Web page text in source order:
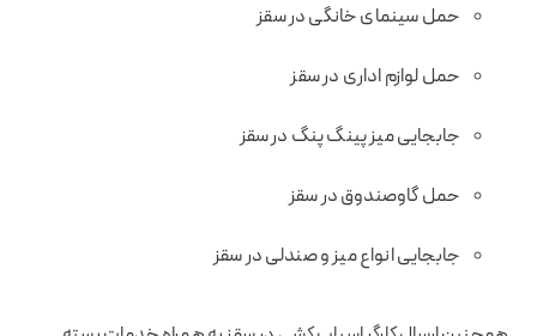
حمل سینمای خانگی در سقز
حمل لوازم اداری در سقز
جابجایی میز پینگ پنگ در سقز
حمل گاوصندوق در سقز
جابجایی انواع میز و صندلی در سقز